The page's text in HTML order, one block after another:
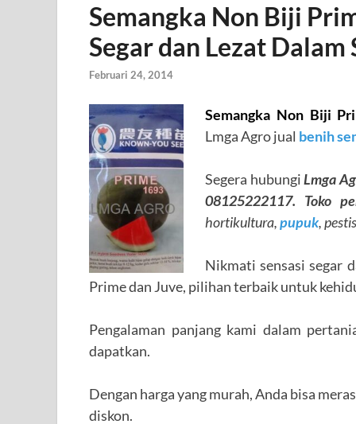
Semangka Non Biji
Segar dan Lezat
Februari 24, 2014
Semangka Non Biji
Lmga Agro jual benih
Segera hubungiLmga
08125222117. Toko
hortikultura,pupuk,
Nikmati sensasi segar
Prime dan Juve, pilihan terbaik untuk
Pengalaman panjang kami dalam
dapatkan.
Dengan harga yang murah, Anda bisa
diskon.